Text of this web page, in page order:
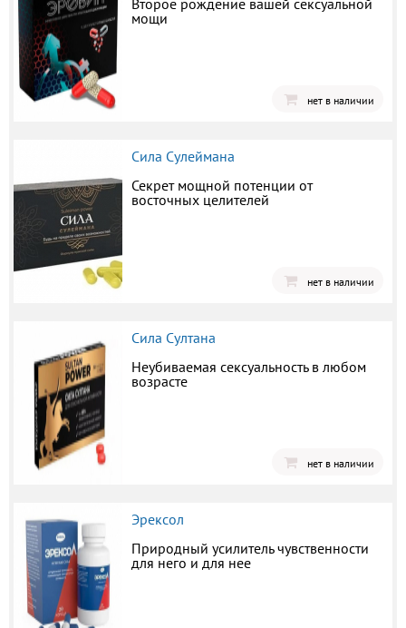
Второе рождение вашей сексуальной
мощи
нет в наличии
Сила Сулеймана
Секрет мощной потенции от
восточных целителей
нет в наличии
Сила Султана
Неубиваемая сексуальность в любом
возрасте
нет в наличии
Эрексол
Природный усилитель чувственности
для него и для нее